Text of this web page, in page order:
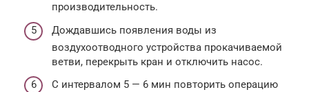
производительность.
Дождавшись появления воды из
воздухоотводного устройства прокачиваемой
ветви, перекрыть кран и отключить насос.
С интервалом 5 — 6 мин повторить операцию